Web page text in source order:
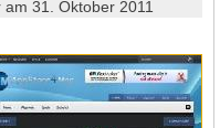
am 31. Oktober 2011